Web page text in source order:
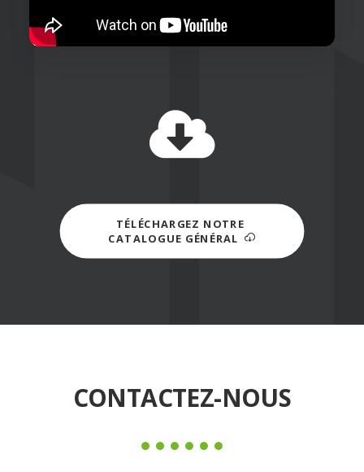
TÉLÉCHARGEZ NOTRE
CATALOGUE GÉNÉRAL
CONTACTEZ-NOUS